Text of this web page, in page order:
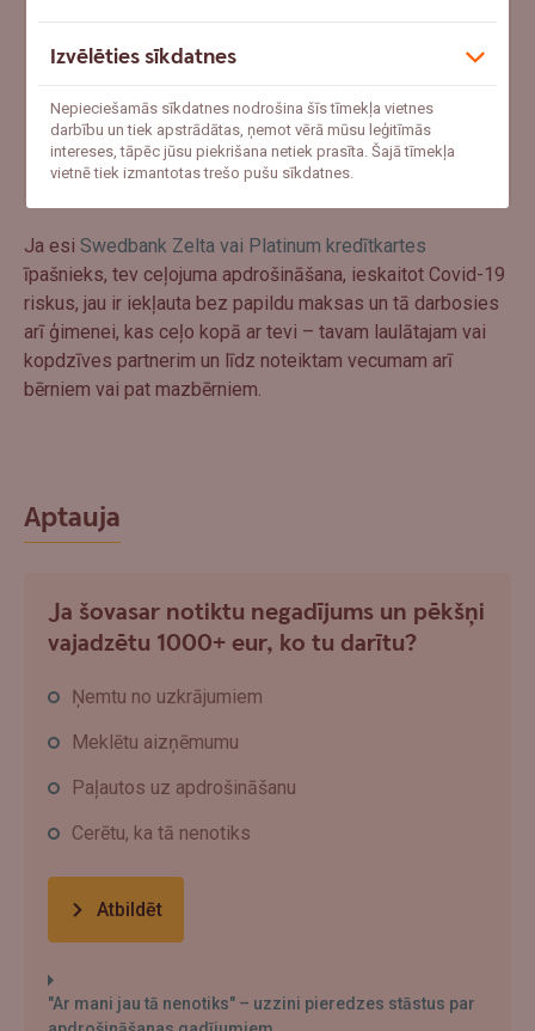
Ja esi Swedbank Zelta vai Platinum kredītkartes
īpašnieks, tev ceļojuma apdrošināšana, ieskaitot Covid-19
riskus, jau ir iekļauta bez papildu maksas un tā darbosies
arī ģimenei, kas ceļo kopā ar tevi – tavam laulātajam vai
kopdzīves partnerim un līdz noteiktam vecumam arī
bērniem vai pat mazbērniem.
Aptauja
Ja šovasar notiktu negadījums un pēkšņi
vajadzētu 1000+ eur, ko tu darītu?
Ņemtu no uzkrājumiem
Meklētu aizņēmumu
Paļautos uz apdrošināšanu
Cerētu, ka tā nenotiks
Atbildēt
"Ar mani jau tā nenotiks" – uzzini pieredzes stāstus par
Izvēlēties sīkdatnes
Nepieciešamās sīkdatnes nodrošina šīs tīmekļa vietnes
darbību un tiek apstrādātas, ņemot vērā mūsu leģitīmās
intereses, tāpēc jūsu piekrišana netiek prasīta. Šajā tīmekļa
vietnē tiek izmantotas trešo pušu sīkdatnes.